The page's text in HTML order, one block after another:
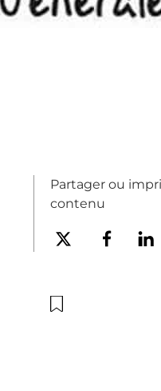
Partager ou
contenu